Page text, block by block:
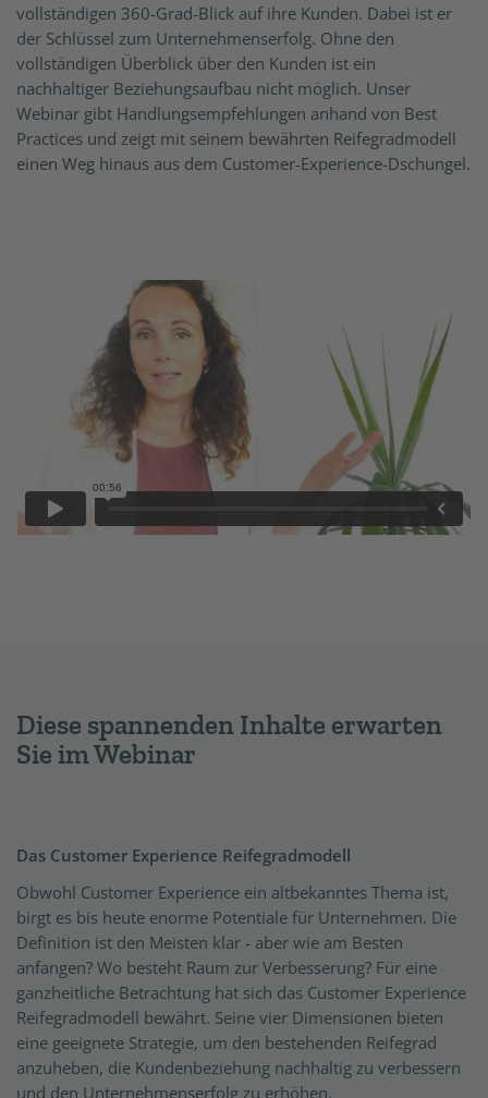
vollständigen 360-Grad-Blick auf ihre Kunden. Dabei ist er
der Schlüssel zum Unternehmenserfolg. Ohne den
vollständigen Überblick über den Kunden ist ein
nachhaltiger Beziehungsaufbau nicht möglich. Unser
Webinar gibt Handlungsempfehlungen anhand von Best
Practices und zeigt mit seinem bewährten Reifegradmodell
einen Weg hinaus aus dem Customer-Experience-Dschungel.
Diese spannenden Inhalte erwarten
Sie im Webinar
Das Customer Experience Reifegradmodell
Obwohl Customer Experience ein altbekanntes Thema ist,
birgt es bis heute enorme Potentiale für Unternehmen. Die
Definition ist den Meisten klar - aber wie am Besten
anfangen? Wo besteht Raum zur Verbesserung? Für eine
ganzheitliche Betrachtung hat sich das Customer Experience
Reifegradmodell bewährt. Seine vier Dimensionen bieten
eine geeignete Strategie, um den bestehenden Reifegrad
anzuheben, die Kundenbeziehung nachhaltig zu verbessern
und den Unternehmenserfolg zu erhöhen.